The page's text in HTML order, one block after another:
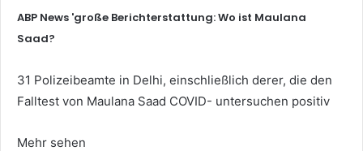
ABP News 'große Berichterstattung: Wo ist Maulana
Saad?
31 Polizeibeamte in Delhi, einschließlich derer, die den
Falltest von Maulana Saad COVID- untersuchen positiv
Mehr sehen